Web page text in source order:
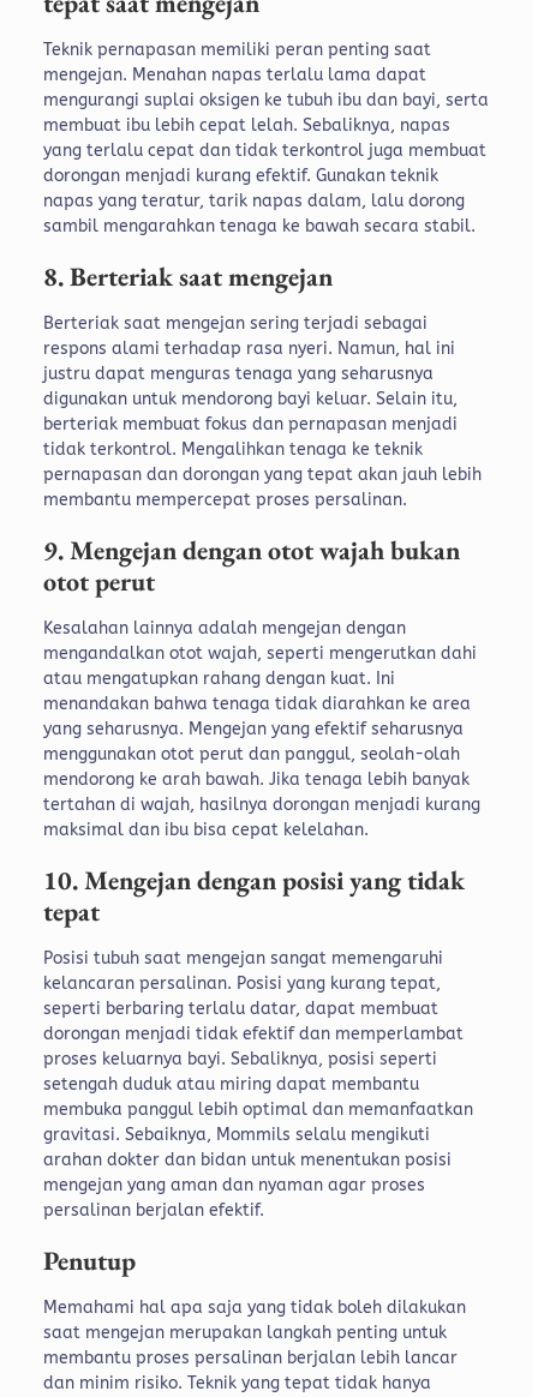
Teknik pernapasan memiliki peran penting saat
mengejan. Menahan napas terlalu lama dapat
mengurangi suplai oksigen ke tubuh ibu dan bayi, serta
membuat ibu lebih cepat lelah. Sebaliknya, napas
yang terlalu cepat dan tidak terkontrol juga membuat
dorongan menjadi kurang efektif. Gunakan teknik
napas yang teratur, tarik napas dalam, lalu dorong
sambil mengarahkan tenaga ke bawah secara stabil.
8. Berteriak saat mengejan
Berteriak saat mengejan sering terjadi sebagai
respons alami terhadap rasa nyeri. Namun, hal ini
justru dapat menguras tenaga yang seharusnya
digunakan untuk mendorong bayi keluar. Selain itu,
berteriak membuat fokus dan pernapasan menjadi
tidak terkontrol. Mengalihkan tenaga ke teknik
pernapasan dan dorongan yang tepat akan jauh lebih
membantu mempercepat proses persalinan.
9. Mengejan dengan otot wajah bukan
otot perut
Kesalahan lainnya adalah mengejan dengan
mengandalkan otot wajah, seperti mengerutkan dahi
atau mengatupkan rahang dengan kuat. Ini
menandakan bahwa tenaga tidak diarahkan ke area
yang seharusnya. Mengejan yang efektif seharusnya
menggunakan otot perut dan panggul, seolah-olah
mendorong ke arah bawah. Jika tenaga lebih banyak
tertahan di wajah, hasilnya dorongan menjadi kurang
maksimal dan ibu bisa cepat kelelahan.
10. Mengejan dengan posisi yang tidak
tepat
Posisi tubuh saat mengejan sangat memengaruhi
kelancaran persalinan. Posisi yang kurang tepat,
seperti berbaring terlalu datar, dapat membuat
dorongan menjadi tidak efektif dan memperlambat
proses keluarnya bayi. Sebaliknya, posisi seperti
setengah duduk atau miring dapat membantu
membuka panggul lebih optimal dan memanfaatkan
gravitasi. Sebaiknya, Mommils selalu mengikuti
arahan dokter dan bidan untuk menentukan posisi
mengejan yang aman dan nyaman agar proses
persalinan berjalan efektif.
Penutup
Memahami hal apa saja yang tidak boleh dilakukan
saat mengejan merupakan langkah penting untuk
membantu proses persalinan berjalan lebih lancar
dan minim risiko. Teknik yang tepat tidak hanya